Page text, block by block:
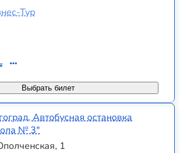
Выбрать билет
Тур
Автобусная остановка
№ 3"
1